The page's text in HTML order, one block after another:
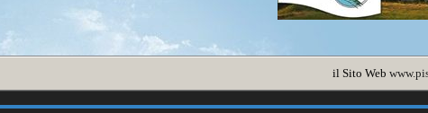
il Sito Web